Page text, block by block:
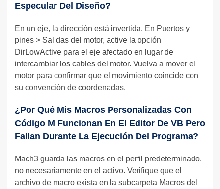
Especular Del Diseño?
En un eje, la dirección está invertida. En Puertos y
pines > Salidas del motor, active la opción
DirLowActive para el eje afectado en lugar de
intercambiar los cables del motor. Vuelva a mover el
motor para confirmar que el movimiento coincide con
su convención de coordenadas.
¿Por Qué Mis Macros Personalizadas Con
Código M Funcionan En El Editor De VB Pero
Fallan Durante La Ejecución Del Programa?
Mach3 guarda las macros en el perfil predeterminado,
no necesariamente en el activo. Verifique que el
archivo de macro exista en la subcarpeta Macros del